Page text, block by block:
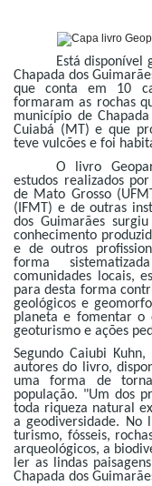
Classificados
Guia de Serviços
Anuncie
Cinema
Agenda Cultural
Anuncie
Fale Conosco
Está disponível
Chapada dos
que conta em 10
formaram as rochas
município de
Cuiabá (MT) e que
teve vulcões e foi
O livro
estudos realizados
de Mato Grosso
(IFMT) e de outras
dos Guimarães
conhecimento
e de outros
forma
comunidades locais,
para desta forma
geológicos e
planeta e fomentar o
geoturismo e ações
Segundo Caiubi
autores do livro,
uma forma de
população. "Um dos
toda riqueza natural
a geodiversidade. No
turismo, fósseis,
arqueológicos, a
ler as lindas
Chapada dos